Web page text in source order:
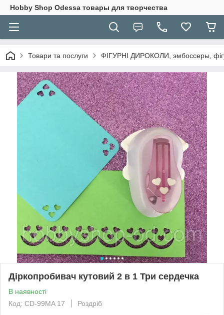
Hobbу Shop Odessa товары для творчества
Товари та послуги ФІГУРНІ ДИРОКОЛИ, эмбоссеры,
Діркопробивач кутовий 2 в 1 Три сердечка
В наявності
Код: CD-99MA 17
Роздріб